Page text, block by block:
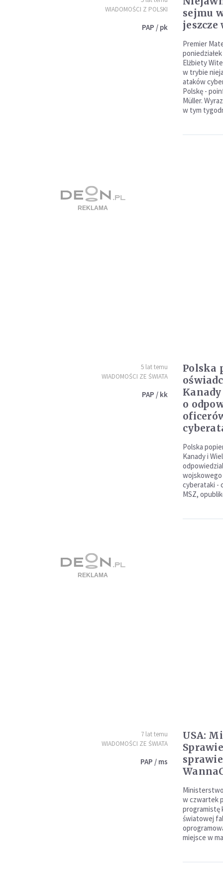
WIADOMOŚCI Z POLSKI
PAP / pk
sejmu
Premier
Elżbiety
w trybie
ataków
Polskę -
Müller.
w tym
5 lat temu
WIADOMOŚCI ZE ŚWIATA
PAP / kk
Polska
o
Polska
Kanady i
wojskowego
cyberataki -
MSZ,
7 lat temu
WIADOMOŚCI ZE ŚWIATA
PAP / ms
USA:
w czwartek
programistę
światowej
miejsce w